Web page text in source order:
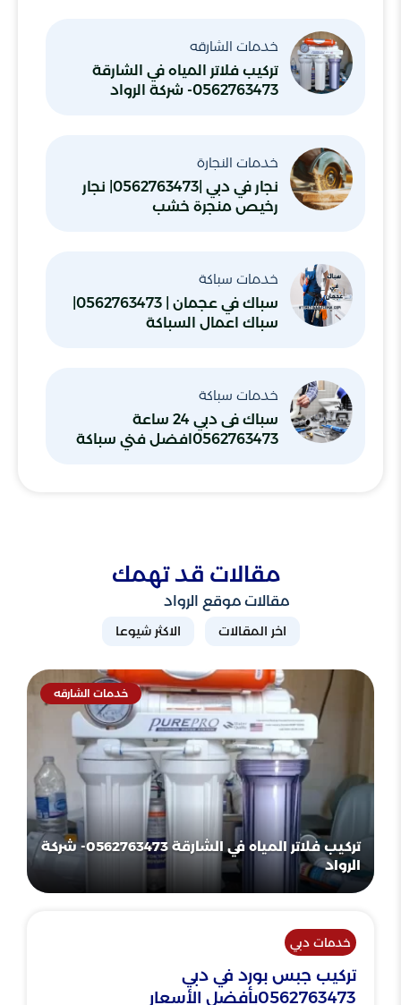
خدمات الشارقه
تركيب فلاتر المياه في الشارقة
0562763473- شركة الرواد
خدمات النجارة
نجار في دبي |0562763473| نجار
رخيص منجرة خشب
خدمات سباكة
سباك اعمال السباكة
خدمات سباكة
سباك فى دبي 24 ساعة
0562763473افضل فني سباكة
مقالات قد تهمك
مقالات موقع الرواد
اخر المقالات الاكثر شيوعا
خدمات الشارقه
تركيب فلاتر المياه في الشارقة 0562763473- شركة
الرواد
خدمات دبي
تركيب جبس بورد في دبي
0562763473بأفضل الأسعار